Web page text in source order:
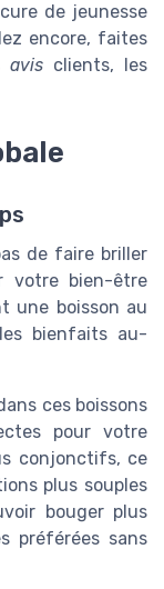
de jeunesse
encore, faites
avis clients, les
de faire briller
votre bien-être
une boisson au
bienfaits au-
ces boissons
pour votre
conjonctifs, ce
plus souples
bouger plus
préférées sans